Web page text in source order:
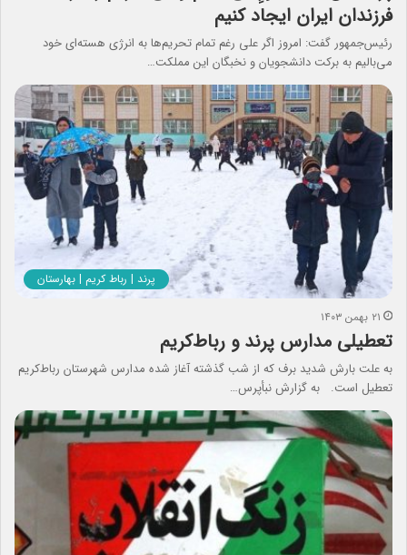
فرزندان ایران ایجاد کنیم
رئیس‌جمهور گفت: امروز اگر علی رغم تمام تحریم‌ها به انرژی هسته‌ای خود
می‌بالیم به برکت دانشجویان و نخبگان این مملکت…
پرند | رباط کریم | بهارستان
۲۱ بهمن ۱۴۰۳
تعطیلی مدارس پرند و رباط‌کریم
به علت بارش شدید برف که از شب گذشته آغاز شده مدارس شهرستان رباط‌کریم
تعطیل است. به گزارش نبأپرس…